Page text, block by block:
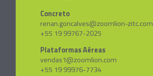
Concreto
renan.goncalves@zoomlion-zitc.com
+55 19 99767-2025
Plataformas Aéreas
vendas1@zoomlion.com
+55 19 99976-7734